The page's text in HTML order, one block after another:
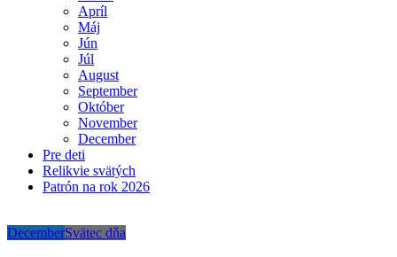
Apríl
Máj
Jún
Júl
August
September
Október
November
December
Pre deti
Relikvie svätých
Patrón na rok 2026
DecemberSvätec dňa